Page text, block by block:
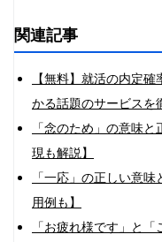
関連記事
【無料】就活の内定
かる話題のサービスを
「念のため」の意味
現も解説】
「一応」の正しい意
用例も】
「お疲れ様です」と